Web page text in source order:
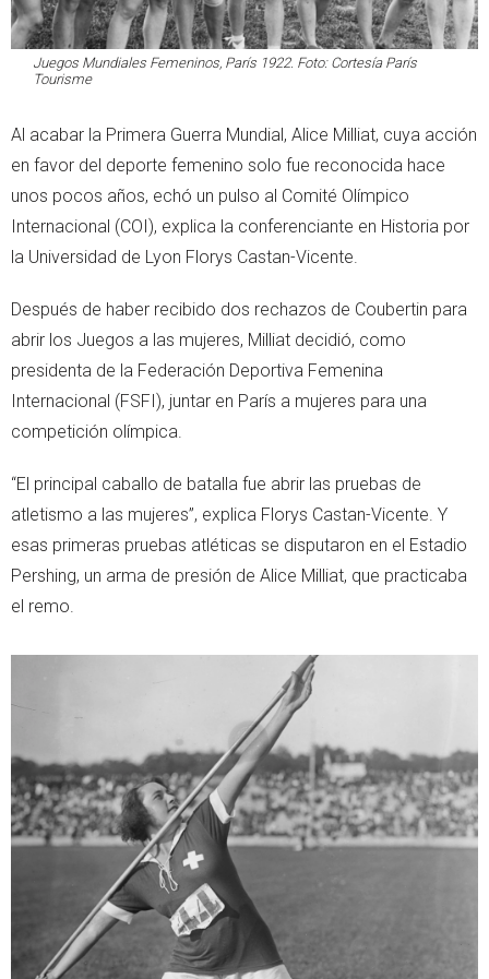
Juegos Mundiales Femeninos, París 1922. Foto: Cortesía París
Tourisme
Al acabar la Primera Guerra Mundial, Alice Milliat, cuya acción
en favor del deporte femenino solo fue reconocida hace
unos pocos años, echó un pulso al Comité Olímpico
Internacional (COI), explica la conferenciante en Historia por
la Universidad de Lyon Florys Castan-Vicente.
Después de haber recibido dos rechazos de Coubertin para
abrir los Juegos a las mujeres, Milliat decidió, como
presidenta de la Federación Deportiva Femenina
Internacional (FSFI), juntar en París a mujeres para una
competición olímpica.
“El principal caballo de batalla fue abrir las pruebas de
atletismo a las mujeres”, explica Florys Castan-Vicente. Y
esas primeras pruebas atléticas se disputaron en el Estadio
Pershing, un arma de presión de Alice Milliat, que practicaba
el remo.